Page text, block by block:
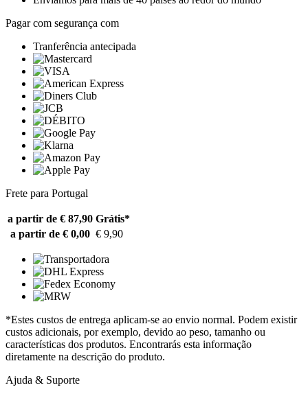
Pagar com segurança com
Tranferência antecipada
Frete para Portugal
a partir de € 87,90 Grátis*
a partir de € 0,00 € 9,90
*Estes custos de entrega aplicam-se ao envio normal. Podem existir
custos adicionais, por exemplo, devido ao peso, tamanho ou
características dos produtos. Encontrarás esta informação
diretamente na descrição do produto.
Ajuda & Suporte